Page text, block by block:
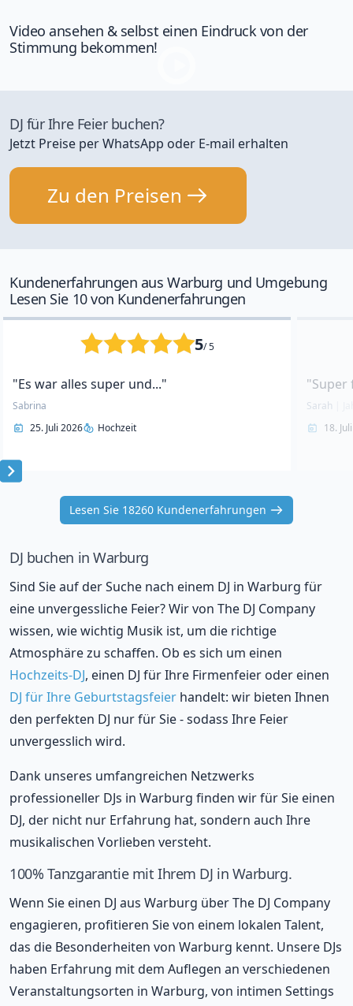
Video ansehen & selbst einen Eindruck von der
Stimmung bekommen!
DJ für Ihre Feier buchen?
Jetzt Preise per WhatsApp oder E-mail erhalten
Zu den Preisen
Kundenerfahrungen aus Warburg und Umgebung
Lesen Sie 10 von Kundenerfahrungen
5/ 5
"Es war alles super und..."
Sabrina
25. Juli 2026
Hochzeit
"Super
Sarah
18.
Item
Lesen Sie 18260 Kundenerfahrungen
DJ buchen in Warburg
Sind Sie auf der Suche nach einem DJ in Warburg für
eine unvergessliche Feier? Wir von The DJ Company
wissen, wie wichtig Musik ist, um die richtige
Atmosphäre zu schaffen. Ob es sich um einen
Hochzeits-DJ, einen DJ für Ihre Firmenfeier oder einen
DJ für Ihre Geburtstagsfeier handelt: wir bieten Ihnen
den perfekten DJ nur für Sie - sodass Ihre Feier
unvergesslich wird.
Dank unseres umfangreichen Netzwerks
professioneller DJs in Warburg finden wir für Sie einen
DJ, der nicht nur Erfahrung hat, sondern auch Ihre
musikalischen Vorlieben versteht.
100% Tanzgarantie mit Ihrem DJ in Warburg.
Wenn Sie einen DJ aus Warburg über The DJ Company
engagieren, profitieren Sie von einem lokalen Talent,
das die Besonderheiten von Warburg kennt. Unsere DJs
haben Erfahrung mit dem Auflegen an verschiedenen
Veranstaltungsorten in Warburg, von intimen Settings